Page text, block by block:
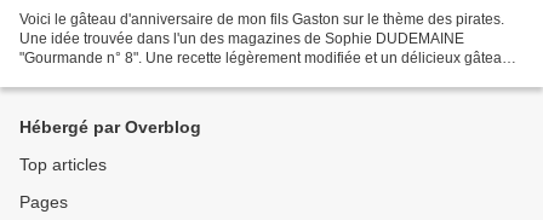
Voici le gâteau d'anniversaire de mon fils Gaston sur le thème des pirates.
Une idée trouvée dans l'un des magazines de Sophie DUDEMAINE
"Gourmande n° 8". Une recette légèrement modifiée et un délicieux gâteau
Hébergé par Overblog
Top articles
Pages